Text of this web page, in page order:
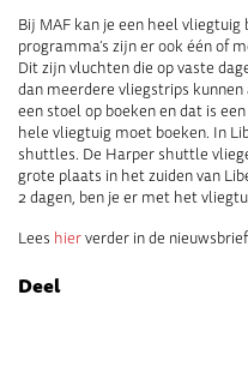
Bij MAF kan je een heel
programma’s zijn er ook één of
Dit zijn vluchten die op vaste
dan meerdere vliegstrips
een stoel op boeken en dat is
hele vliegtuig moet boeken. In
shuttles. De Harper shuttle
grote plaats in het zuiden van
2 dagen, ben je er met het
Lees hierverder in de nieuwsbrief
Deel